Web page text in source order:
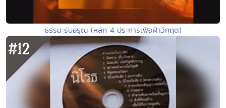
ธรรมะรับอรุณ (หลัก 4 ประการเพื่อฝ่าวิกฤต)